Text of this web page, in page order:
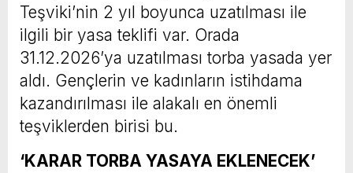
Teşviki’nin 2 yıl boyunca uzatılması ile
ilgili bir yasa teklifi var. Orada
31.12.2026’ya uzatılması torba yasada yer
aldı. Gençlerin ve kadınların istihdama
kazandırılması ile alakalı en önemli
teşviklerden birisi bu.
‘KARAR TORBA YASAYA EKLENECEK’